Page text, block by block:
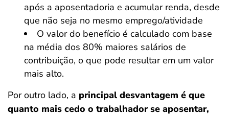
após a aposentadoria e acumular renda, desde
que não seja no mesmo emprego/atividade
O valor do benefício é calculado com base
na média dos 80% maiores salários de
contribuição, o que pode resultar em um valor
mais alto.
Por outro lado, a principal desvantagem é que
quanto mais cedo o trabalhador se aposentar,